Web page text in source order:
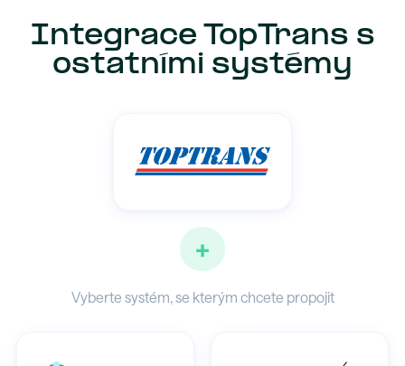
Integrace TopTrans s
ostatními systémy
+
Vyberte systém, se kterým chcete propojit